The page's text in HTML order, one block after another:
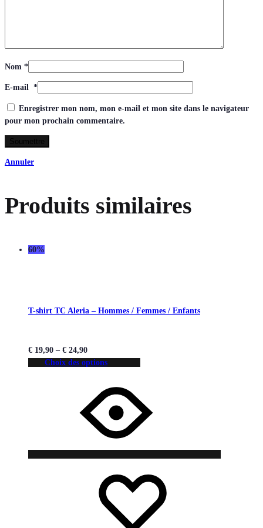
Nom *
E-mail *
Enregistrer mon nom, mon e-mail et mon site dans le navigateur
pour mon prochain commentaire.
Annuler
Produits similaires
60%
T-shirt TC Aleria – Hommes / Femmes / Enfants
€ 19,90 – € 24,90
Choix des options